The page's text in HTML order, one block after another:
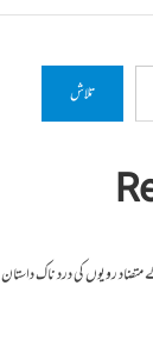
تلاش
رویوں کی درد ناک داستان